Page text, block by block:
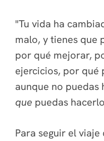
"Tu vida ha
malo, y tienes que
por qué mejorar,
ejercicios, por qué
aunque no puedas
que puedas
Para seguir el